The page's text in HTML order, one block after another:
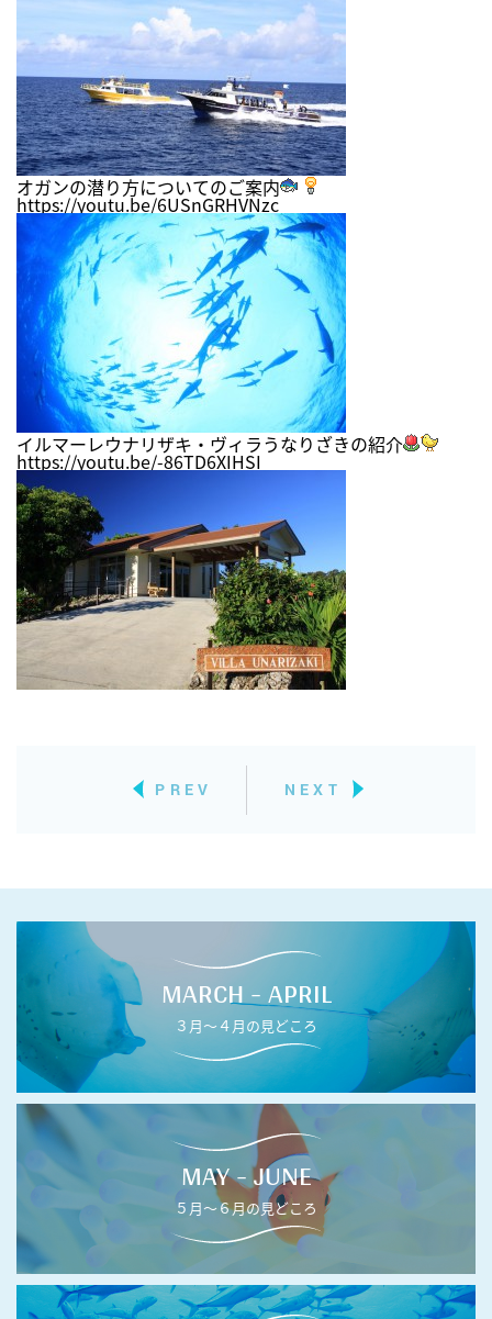
オガンの潜り方についてのご案内
https://youtu.be/6USnGRHVNzc
イルマーレウナリザキ・ヴィラうなりざきの紹介
https://youtu.be/-86TD6XIHSI
PREV NEXT
MARCH - APRIL
３月〜４月の見どころ
MAY - JUNE
５月〜６月の見どころ